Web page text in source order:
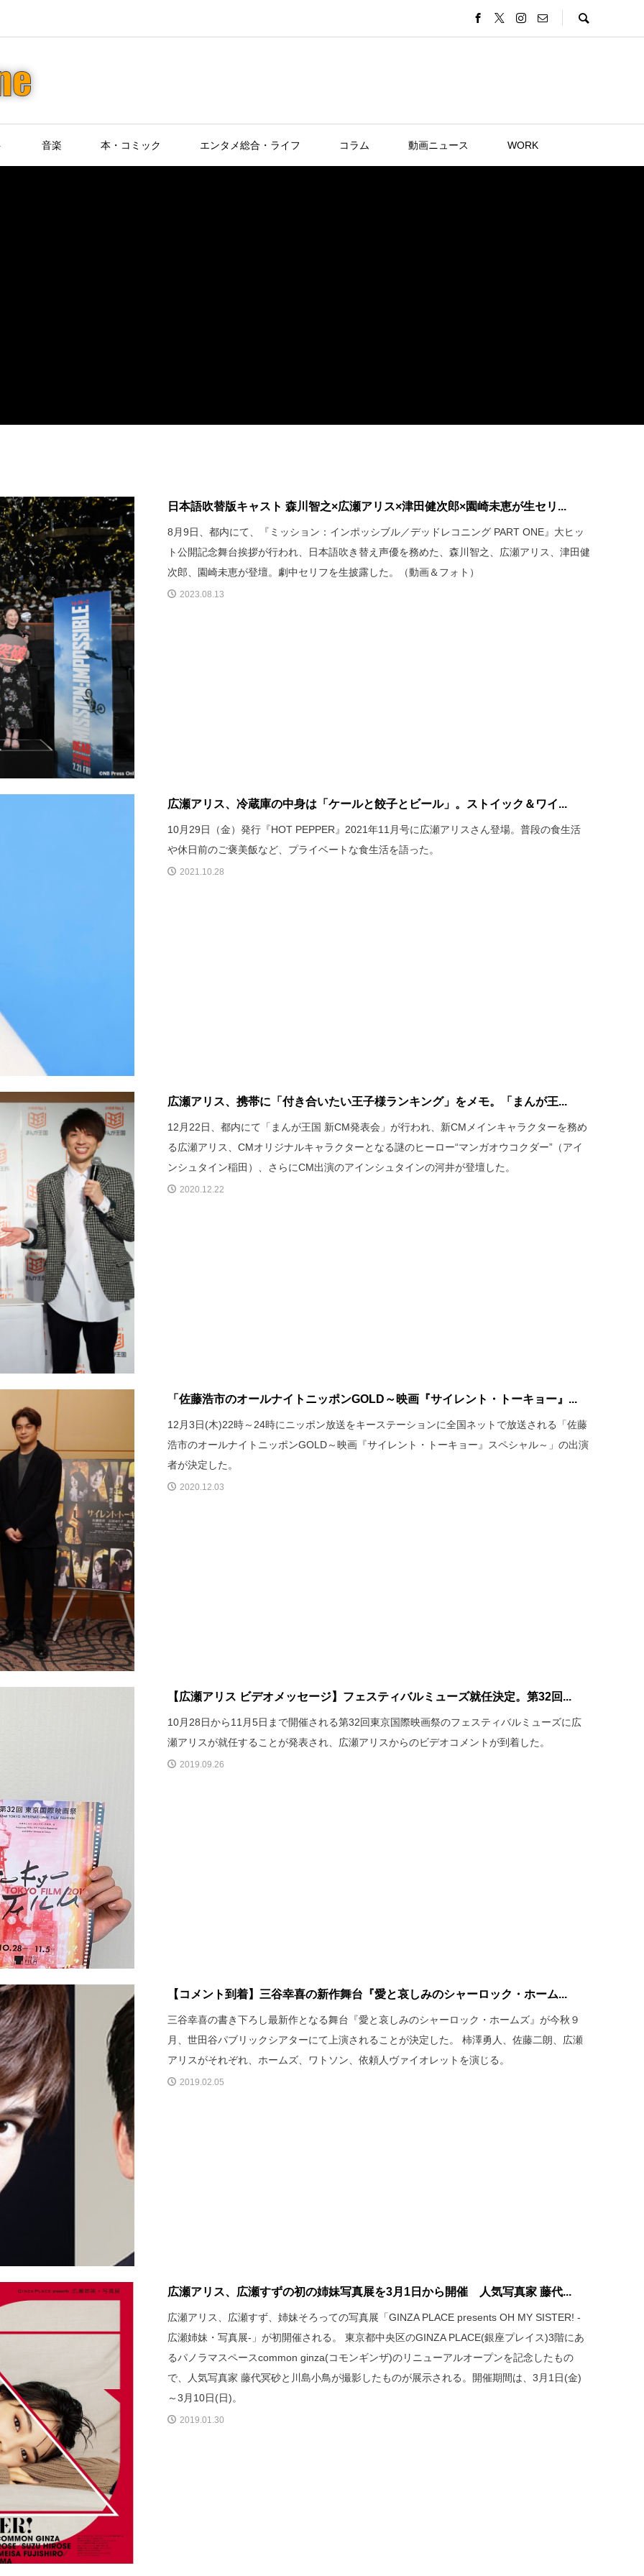
音楽 本・コミック エンタメ総合・ライフ コラム 動画ニュース WORK
日本語吹替版キャスト 森川智之×広瀬アリス×津田健次郎×園崎未恵が生セリ...
8月9日、都内にて、『ミッション：インポッシブル／デッドレコニング PART ONE』大ヒッ
ト公開記念舞台挨拶が行われ、日本語吹き替え声優を務めた、森川智之、広瀬アリス、津田健
次郎、園崎未恵が登壇。劇中セリフを生披露した。（動画＆フォト）
2023.08.13
広瀬アリス、冷蔵庫の中身は「ケールと餃子とビール」。ストイック＆ワイ...
10月29日（金）発行『HOT PEPPER』2021年11月号に広瀬アリスさん登場。普段の食生活
や休日前のご褒美飯など、プライベートな食生活を語った。
2021.10.28
広瀬アリス、携帯に「付き合いたい王子様ランキング」をメモ。「まんが王...
12月22日、都内にて「まんが王国 新CM発表会」が行われ、新CMメインキャラクターを務め
る広瀬アリス、CMオリジナルキャラクターとなる謎のヒーロー“マンガオウコクダー”（アイ
ンシュタイン稲田）、さらにCM出演のアインシュタインの河井が登壇した。
2020.12.22
「佐藤浩市のオールナイトニッポンGOLD～映画『サイレント・トーキョー』...
12月3日(木)22時～24時にニッポン放送をキーステーションに全国ネットで放送される「佐藤
浩市のオールナイトニッポンGOLD～映画『サイレント・トーキョー』スペシャル～」の出演
者が決定した。
2020.12.03
【広瀬アリス ビデオメッセージ】フェスティバルミューズ就任決定。第32回...
10月28日から11月5日まで開催される第32回東京国際映画祭のフェスティバルミューズに広
瀬アリスが就任することが発表され、広瀬アリスからのビデオコメントが到着した。
2019.09.26
【コメント到着】三谷幸喜の新作舞台『愛と哀しみのシャーロック・ホーム...
三谷幸喜の書き下ろし最新作となる舞台『愛と哀しみのシャーロック・ホームズ』が今秋９
月、世田谷パブリックシアターにて上演されることが決定した。 柿澤勇人、佐藤二朗、広瀬
アリスがそれぞれ、ホームズ、ワトソン、依頼人ヴァイオレットを演じる。
2019.02.05
広瀬アリス、広瀬すずの初の姉妹写真展を3月1日から開催 人気写真家 藤代...
広瀬アリス、広瀬すず、姉妹そろっての写真展「GINZA PLACE presents OH MY SISTER! -
広瀬姉妹・写真展-」が初開催される。 東京都中央区のGINZA PLACE(銀座プレイス)3階にあ
るパノラマスペースcommon ginza(コモンギンザ)のリニューアルオープンを記念したもの
で、人気写真家 藤代冥砂と川島小鳥が撮影したものが展示される。開催期間は、3月1日(金)
～3月10日(日)。
2019.01.30